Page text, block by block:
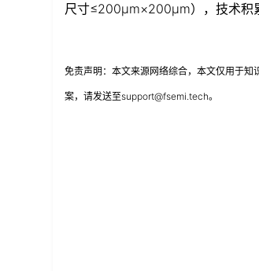
尺寸≤200μm×200μm），技术积
免责声明：本文来源网络综合，本文仅用于
案，请发送至support@fsemi.tech。